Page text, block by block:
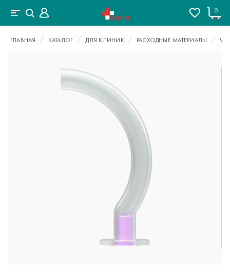
0
ГЛАВНАЯ КАТАЛОГ ДЛЯ КЛИНИК РАСХОДНЫЕ МАТЕРИАЛЫ